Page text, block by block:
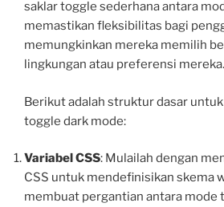
saklar toggle sederhana antara
memastikan fleksibilitas bagi
memungkinkan mereka memilih
lingkungan atau preferensi mereka.
Berikut adalah struktur dasar
toggle dark mode:
Variabel CSS: Mulailah dengan
CSS untuk mendefinisikan skema
membuat pergantian antara mode